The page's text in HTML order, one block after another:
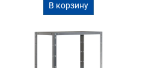
В корзину